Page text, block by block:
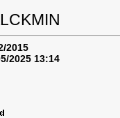
2015
2025 13:14